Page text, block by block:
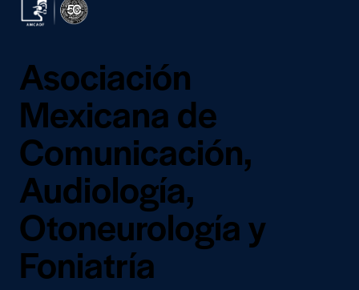
Asociación
Mexicana de
Comunicación,
Audiología,
Otoneurología y
Foniatría